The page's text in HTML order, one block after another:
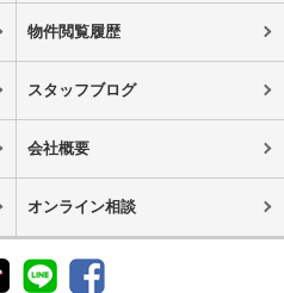
物件閲覧履歴
スタッフブログ
会社概要
オンライン相談